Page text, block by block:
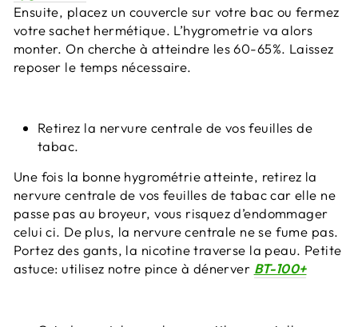
Ensuite, placez un couvercle sur votre bac ou fermez
votre sachet hermétique. L’hygrometrie va alors
monter. On cherche à atteindre les 60-65%. Laissez
reposer le temps nécessaire.
Retirez la nervure centrale de vos feuilles de
tabac.
Une fois la bonne hygrométrie atteinte, retirez la
nervure centrale de vos feuilles de tabac car elle ne
passe pas au broyeur, vous risquez d’endommager
celui ci. De plus, la nervure centrale ne se fume pas.
Portez des gants, la nicotine traverse la peau. Petite
astuce: utilisez notre pince à dénerver BT-100+